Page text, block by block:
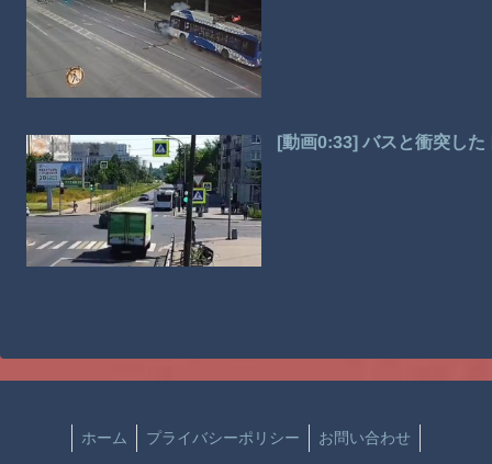
[動画0:33] バスと衝突し
ホーム プライバシーポリシー お問い合わせ